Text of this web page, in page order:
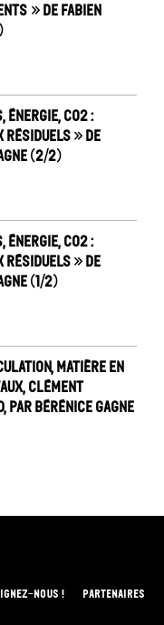
» de Fabien
CO2 :
résiduels » de
(2/2)
CO2 :
résiduels » de
(1/2)
matière en
Clément
Bérénice Gagne
NOUS ! PARTENAIRES